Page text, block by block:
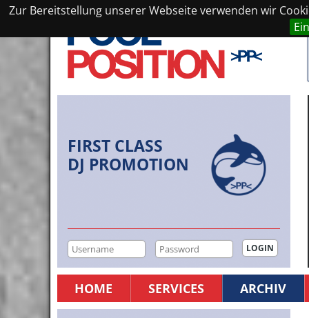
Zur Bereitstellung unserer Webseite verwenden wir
FIRST CLASS
DJ PROMOTION
HOME SERVICES ARCHIV